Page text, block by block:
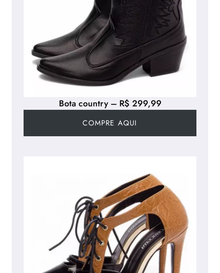
Bota country – R$ 299,99
COMPRE AQUI